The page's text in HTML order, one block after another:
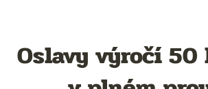
Oslavy výročí